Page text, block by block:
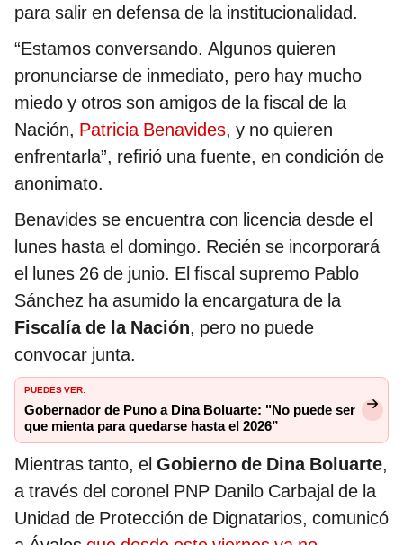
para salir en defensa de la institucionalidad.
“Estamos conversando. Algunos quieren
pronunciarse de inmediato, pero hay mucho
miedo y otros son amigos de la fiscal de la
Nación, Patricia Benavides, y no quieren
enfrentarla”, refirió una fuente, en condición de
anonimato.
Benavides se encuentra con licencia desde el
lunes hasta el domingo. Recién se incorporará
el lunes 26 de junio. El fiscal supremo Pablo
Sánchez ha asumido la encargatura de la
Fiscalía de la Nación, pero no puede
convocar junta.
PUEDES VER:
Gobernador de Puno a Dina Boluarte: "No puede ser
que mienta para quedarse hasta el 2026”
Mientras tanto, el Gobierno de Dina Boluarte,
a través del coronel PNP Danilo Carbajal de la
Unidad de Protección de Dignatarios, comunicó